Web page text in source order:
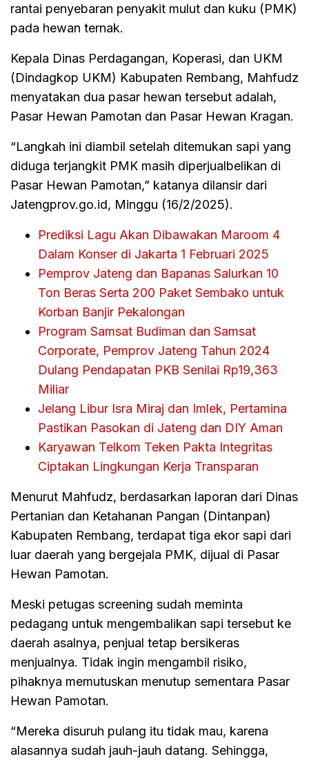
rantai penyebaran penyakit mulut dan kuku (PMK)
pada hewan ternak.
Kepala Dinas Perdagangan, Koperasi, dan UKM
(Dindagkop UKM) Kabupaten Rembang, Mahfudz
menyatakan dua pasar hewan tersebut adalah,
Pasar Hewan Pamotan dan Pasar Hewan Kragan.
“Langkah ini diambil setelah ditemukan sapi yang
diduga terjangkit PMK masih diperjualbelikan di
Pasar Hewan Pamotan,” katanya dilansir dari
Jatengprov.go.id, Minggu (16/2/2025).
Prediksi Lagu Akan Dibawakan Maroom 4
Dalam Konser di Jakarta 1 Februari 2025
Pemprov Jateng dan Bapanas Salurkan 10
Ton Beras Serta 200 Paket Sembako untuk
Korban Banjir Pekalongan
Program Samsat Budiman dan Samsat
Corporate, Pemprov Jateng Tahun 2024
Dulang Pendapatan PKB Senilai Rp19,363
Miliar
Jelang Libur Isra Miraj dan Imlek, Pertamina
Pastikan Pasokan di Jateng dan DIY Aman
Karyawan Telkom Teken Pakta Integritas
Ciptakan Lingkungan Kerja Transparan
Menurut Mahfudz, berdasarkan laporan dari Dinas
Pertanian dan Ketahanan Pangan (Dintanpan)
Kabupaten Rembang, terdapat tiga ekor sapi dari
luar daerah yang bergejala PMK, dijual di Pasar
Hewan Pamotan.
Meski petugas screening sudah meminta
pedagang untuk mengembalikan sapi tersebut ke
daerah asalnya, penjual tetap bersikeras
menjualnya. Tidak ingin mengambil risiko,
pihaknya memutuskan menutup sementara Pasar
Hewan Pamotan.
“Mereka disuruh pulang itu tidak mau, karena
alasannya sudah jauh-jauh datang. Sehingga,